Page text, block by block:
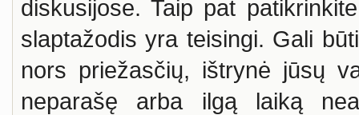
diskusijose. Taip pat
slaptažodis yra teisingi. Gali
nors priežasčių, ištrynė jūsų
neparašę arba ilgą laiką